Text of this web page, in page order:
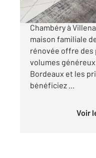
Nichée dans le
Chambéry à
maison familiale
rénovée offre des
volumes
Bordeaux et les
bénéficiez ...
Voir